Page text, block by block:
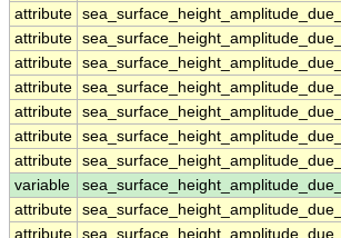
attribute
attribute
attribute
attribute
attribute
attribute
attribute
variable
attribute
attribute